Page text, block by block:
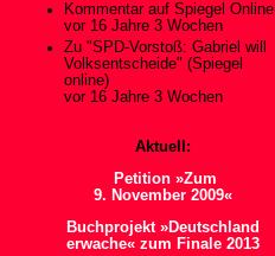
Kommentar auf Spiegel Online
vor 16 Jahre 3 Wochen
Zu "SPD-Vorstoß: Gabriel will
Volksentscheide" (Spiegel
online)
vor 16 Jahre 3 Wochen
Aktuell:
Petition »Zum
9. November 2009«
Buchprojekt »Deutschland
erwache« zum Finale 2013